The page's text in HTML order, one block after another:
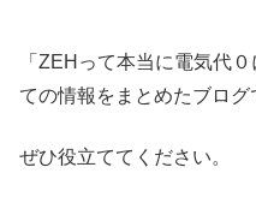
「ZEHって本当に電気代
ての情報をまとめたブログ
ぜひ役立ててください。